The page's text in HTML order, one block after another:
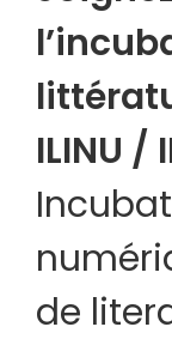
ILINU /
de